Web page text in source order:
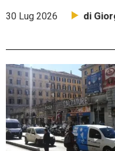
30 Lug 2026 di